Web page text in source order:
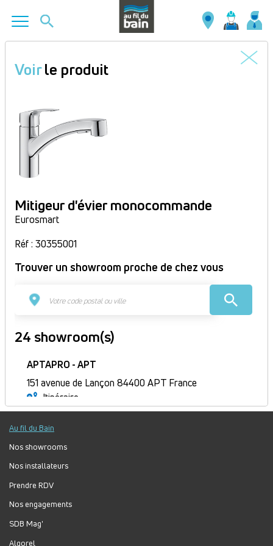
contenu
Voirle produit
Mitigeur d'évier monocommande
Eurosmart
Réf : 30355001
Trouver un showroom proche de chez vous
24 showroom(s)
APTAPRO - APT
151 avenue de Lançon 84400 APT France
Itinéraire
Jour
Plage
horaire
Lundi :
Mardi :
Mercredi :
Vendredi :
Samedi :
Fermé
Dimanche :
Au fil du Bain
Nos showrooms
Nos installateurs
Prendre RDV
Nos engagements
SDB Mag'
Algorel